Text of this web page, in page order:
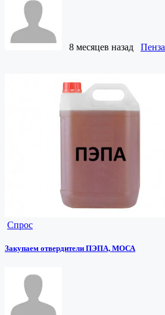
8 месяцев назад Пенза
Спрос
Закупаем отвердители ПЭПА, МОСА